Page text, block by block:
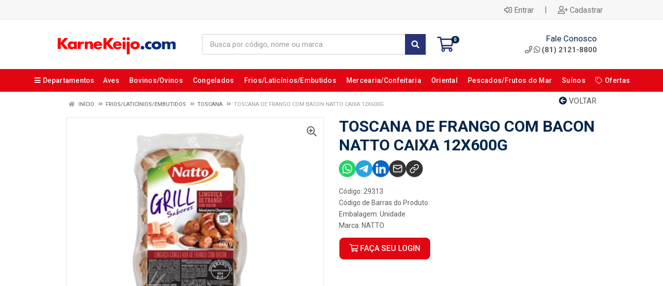
Entrar | Cadastrar
0 Fale Conosco
(81) 2121-8800
Departamentos Aves Bovinos/Ovinos Congelados Frios/Laticínios/Embutidos Mercearia/Confeitaria Oriental Pescados/Frutos do Mar Suínos Ofertas
VOLTAR
INÍCIO FRIOS/LATICÍNIOS/EMBUTIDOS TOSCANA TOSCANA DE FRANGO COM BACON NATTO CAIXA 12X600G
TOSCANA DE FRANGO COM BACON
NATTO CAIXA 12X600G
Código: 29313
Código de Barras do Produto:
Embalagem: Unidade
Marca: NATTO
FAÇA SEU LOGIN